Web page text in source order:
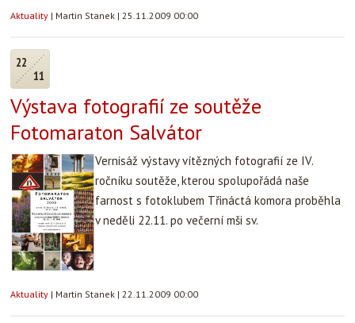
Aktuality | Martin Stanek | 25.11.2009 00:00
22
11
Výstava fotografií ze soutěže
Fotomaraton Salvátor
Vernisáž výstavy vítězných fotografií ze IV.
ročníku soutěže, kterou spolupořádá naše
farnost s fotoklubem Třináctá komora proběhla
v neděli 22.11. po večerní mši sv.
Aktuality | Martin Stanek | 22.11.2009 00:00